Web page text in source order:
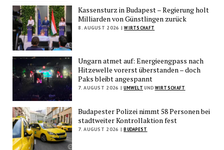
Kassensturz in Budapest – Regierung holt
Milliarden von Günstlingen zurück
8. AUGUST 2026 | WIRTSCHAFT
Ungarn atmet auf: Energieengpass nach
Hitzewelle vorerst überstanden – doch
Paks bleibt angespannt
7. AUGUST 2026 | UMWELT UND WIRTSCHAFT
Budapester Polizei nimmt 58 Personen bei
stadtweiter Kontrollaktion fest
7. AUGUST 2026 | BUDAPEST